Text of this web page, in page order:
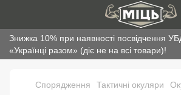
Знижка 10% при наявності посвідчення
«Українці разом» (діє не на всі товари)!
Спорядження Тактичні окуляри